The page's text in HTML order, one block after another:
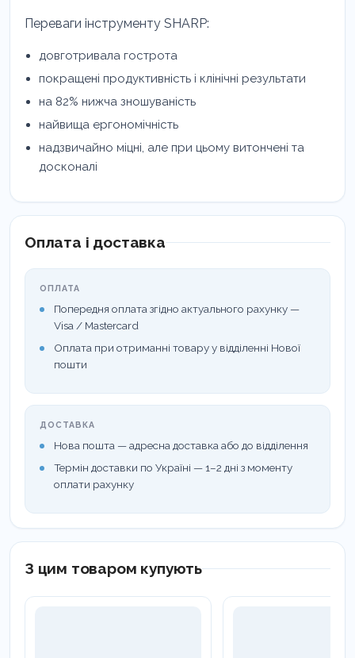
Переваги інструменту SHARP:
довготривала гострота
покращені продуктивність і клінічні результати
на 82% нижча зношуваність
найвища ергономічність
надзвичайно міцні, але при цьому витончені та
досконалі
Оплата і доставка
ОПЛАТА
Попередня оплата згідно актуального рахунку —
Visa / Mastercard
Оплата при отриманні товару у відділенні Нової
пошти
ДОСТАВКА
Нова пошта — адресна доставка або до відділення
Термін доставки по Україні — 1–2 дні з моменту
оплати рахунку
З цим товаром купують